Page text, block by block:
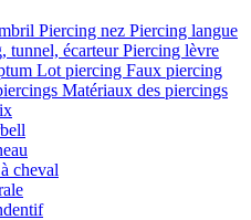
Piercing nez Piercing langue
tunnel, écarteurPiercing lèvre
Lot piercing Faux piercing
Matériaux des piercings
cheval